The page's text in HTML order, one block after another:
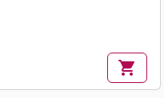
shopping_cart